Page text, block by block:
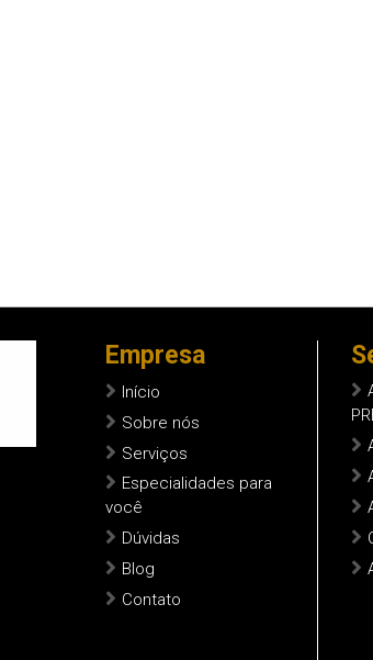
Empresa
Início
Sobre nós
Serviços
Especialidades para
você
Dúvidas
Blog
Contato